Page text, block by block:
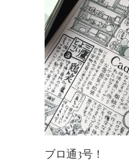
ブロ通3号！